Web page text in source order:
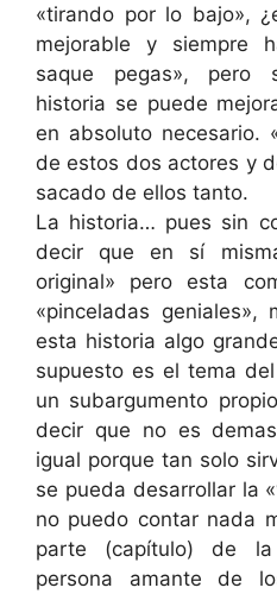
«tirando por lo bajo»,
mejorable y siempre
saque pegas», pero
historia se puede
en absoluto necesario.
de estos dos actores y
sacado de ellos tanto.
La historia… pues sin
decir que en sí
original» pero esta
«pinceladas geniales»,
esta historia algo
supuesto es el tema
un subargumento
decir que no es
igual porque tan solo
se pueda desarrollar la
no puedo contar nada
parte (capítulo) de
persona amante de